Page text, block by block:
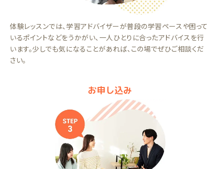
体験レッスンでは、学習アドバイザーが普段の学習ペースや困って
いるポイントなどをうかがい、一人ひとりに合ったアドバイスを行
います。少しでも気になることがあれば、この場でぜひご相談くだ
さい。
お申し込み